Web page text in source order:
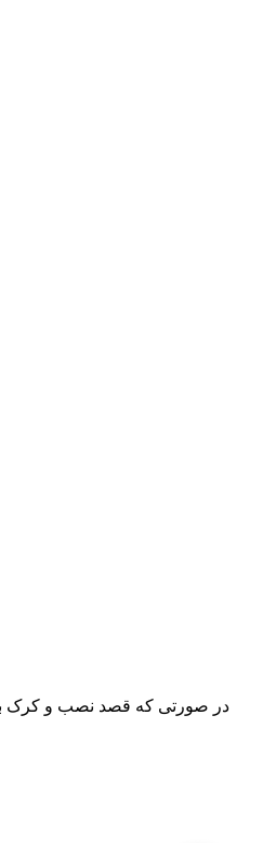
در صورتی که قصد نصب و کرک